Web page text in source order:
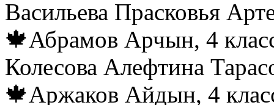
Васильева Прасковья
🍁Абрамов Арчын, 4
Колесова Алефтина
🍁Аржаков Айдын, 4